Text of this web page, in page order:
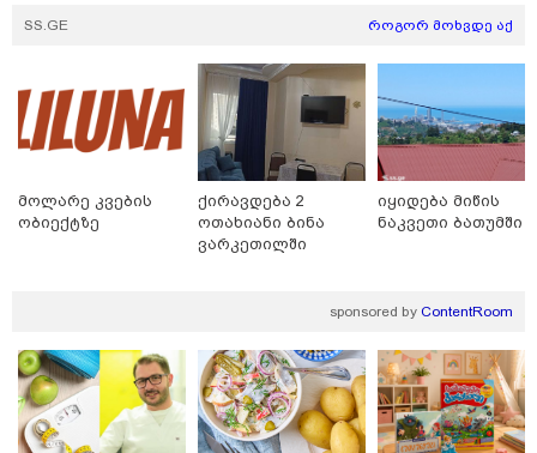
კატეგორიები
SS.GE როგორ მოხვდე აქ
მოლარე კვების
ობიექტზე
ქირავდება 2
ოთახიანი ბინა
ვარკეთილში
იყიდება მიწის
ნაკვეთი ბათუმში
sponsored by ContentRoom